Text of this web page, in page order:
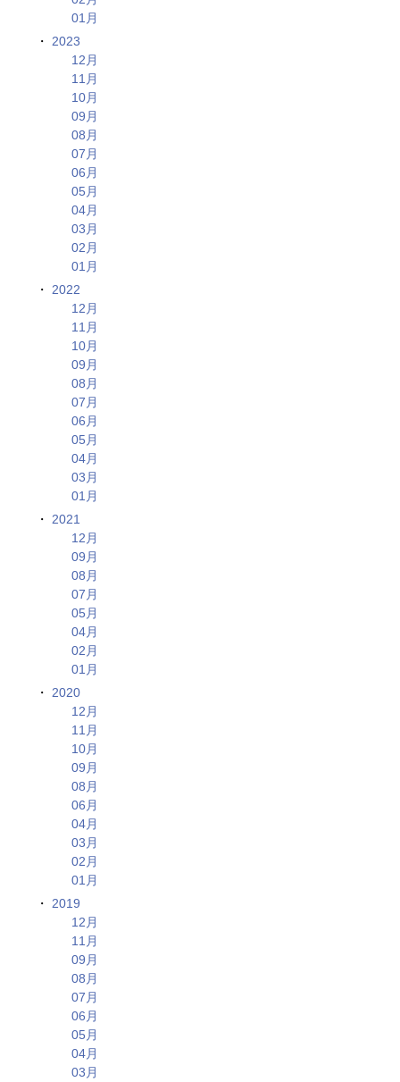
01月
2023
12月
11月
10月
09月
08月
07月
06月
05月
04月
03月
02月
01月
2022
12月
11月
10月
09月
08月
07月
06月
05月
04月
03月
01月
2021
12月
09月
08月
07月
05月
04月
02月
01月
2020
12月
11月
10月
09月
08月
06月
04月
03月
02月
01月
2019
12月
11月
09月
08月
07月
06月
05月
04月
03月